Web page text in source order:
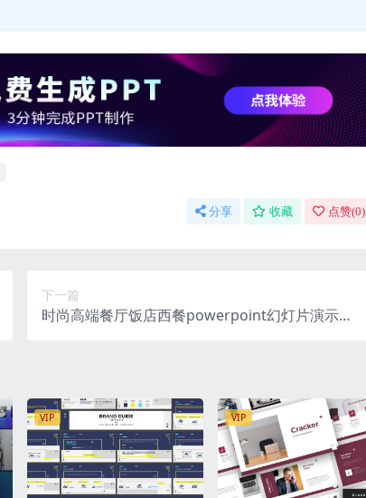
分享 收藏 点赞(0)
下一篇
时尚高端餐厅饭店西餐powerpoint幻灯片演示模
VIP VIP